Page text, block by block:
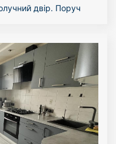
двір. Поруч
звертайтесь за